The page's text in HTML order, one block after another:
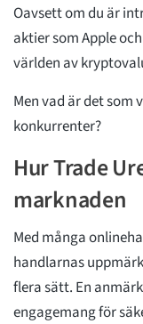
Oavsett om du är
aktier som Apple
världen av
Men vad är det som
konkurrenter?
Hur Trade
marknaden
Med många
handlarnas
flera sätt. En
engagemang för